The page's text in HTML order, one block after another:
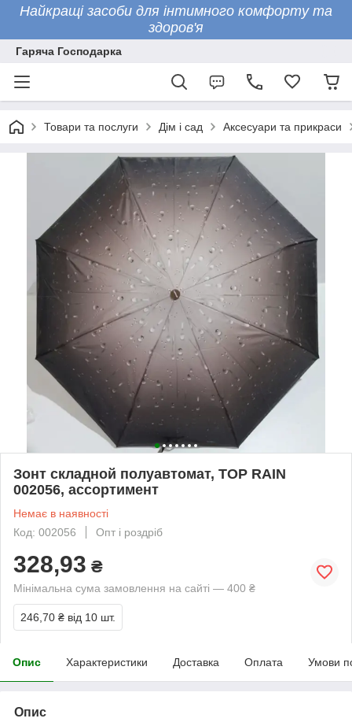
Найкращі засоби для інтимного комфорту та
здоров'я
Гаряча Господарка
Товари та послуги Дім і сад Аксесуари та прикраси
Зонт складной полуавтомат, TOP RAIN
002056, ассортимент
Немає в наявності
Код: 002056
Опт і роздріб
328,93 ₴
Мінімальна сума замовлення на сайті — 400 ₴
246,70 ₴ від 10 шт.
Опис Характеристики Доставка Оплата Умови
Опис